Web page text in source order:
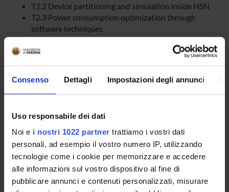
Consenso Dettagli Impostazioni degli annunci
Uso responsabile dei dati
Noi e i nostri 1022 partner trattiamo i vostri dati
personali, ad esempio il vostro numero IP, utilizzando
tecnologie come i cookie per memorizzare e accedere
alle informazioni sul vostro dispositivo al fine di
pubblicare annunci e contenuti personalizzati, misurare
T2.2 Device partitioning and simulation inside HSN
T2.3 Power consumption optimization through
software techniques
T2.4 Simulation analysis and identification of best
partitioning
T4.1 Specification of Hardware/software
requirements
T4.3 Software design and implementation
T4.4 Integration and tes
SPONSORS:
Ateneo